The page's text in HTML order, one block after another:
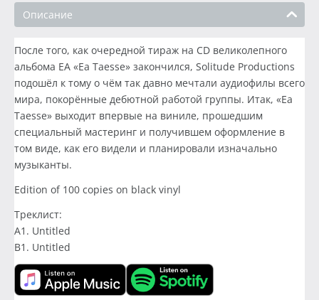
Описание
После того, как очередной тираж на CD великолепного
альбома EA «Ea Taesse» закончился, Solitude Productions
подошёл к тому о чём так давно мечтали аудиофилы всего
мира, покорённые дебютной работой группы. Итак, «Ea
Taesse» выходит впервые на виниле, прошедшим
специальный мастеринг и получившем оформление в
том виде, как его видели и планировали изначально
музыканты.
Edition of 100 copies on black vinyl
Треклист:
A1. Untitled
B1. Untitled